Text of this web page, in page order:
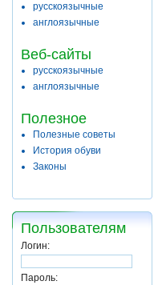
русскоязычные
англоязычные
Веб-сайты
русскоязычные
англоязычные
Полезное
Полезные советы
История обуви
Законы
Пользователям
Логин:
Пароль: